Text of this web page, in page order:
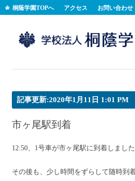
桐蔭学園TOPへ アクセス お問い合わせ
記事更新:2020年1月11日 1:01 PM
市ヶ尾駅到着
12:50、1号車が市ヶ尾駅に到着しました
その後も、少し時間をずらして随時到